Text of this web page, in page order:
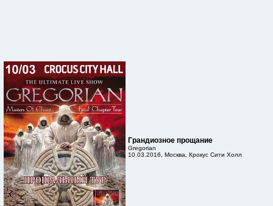
Грандиозное прощание
Gregorian
10.03.2016, Москва, Крокус Сити Холл